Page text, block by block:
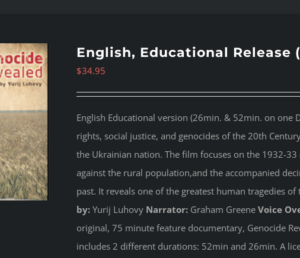
English, Educational Release
$34.95
English Educational version (26min. & 52min. on one
rights, social justice, and genocides of the 20th
the Ukrainian nation. The film focuses on the 1932-
against the rural population,and the accompanied
past. It reveals one of the greatest human tragedies
by:Yurij Luhovy Narrator:Graham Greene Voice
original, 75 minute feature documentary, Genocide
includes 2 different durations: 52min and 26min. A